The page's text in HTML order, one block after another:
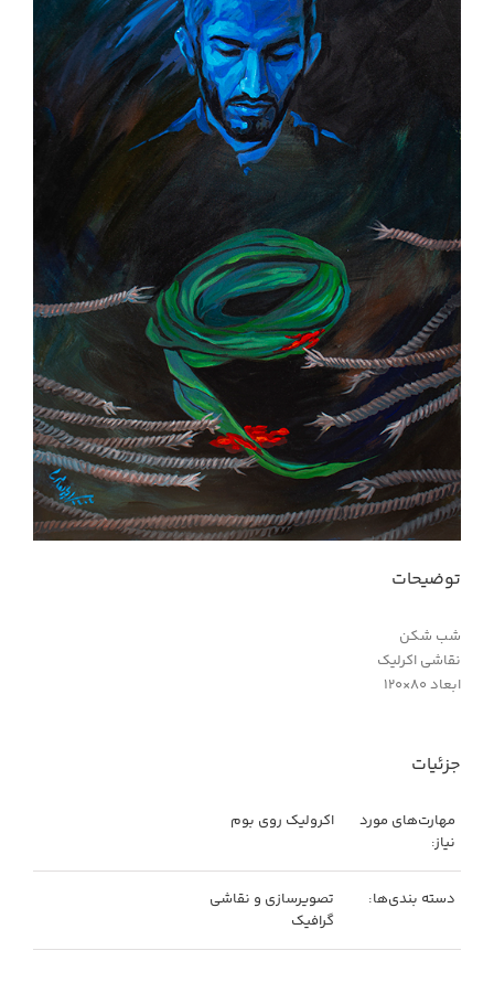
توضیحات
شب شکن
نقاشی اکرلیک
ابعاد ۸۰×۱۲۰
جزئیات
مهارت‌های مورد
نیاز:
اکرولیک روی بوم
دسته بندی‌ها:
تصویرسازی و نقاشی
گرافیک